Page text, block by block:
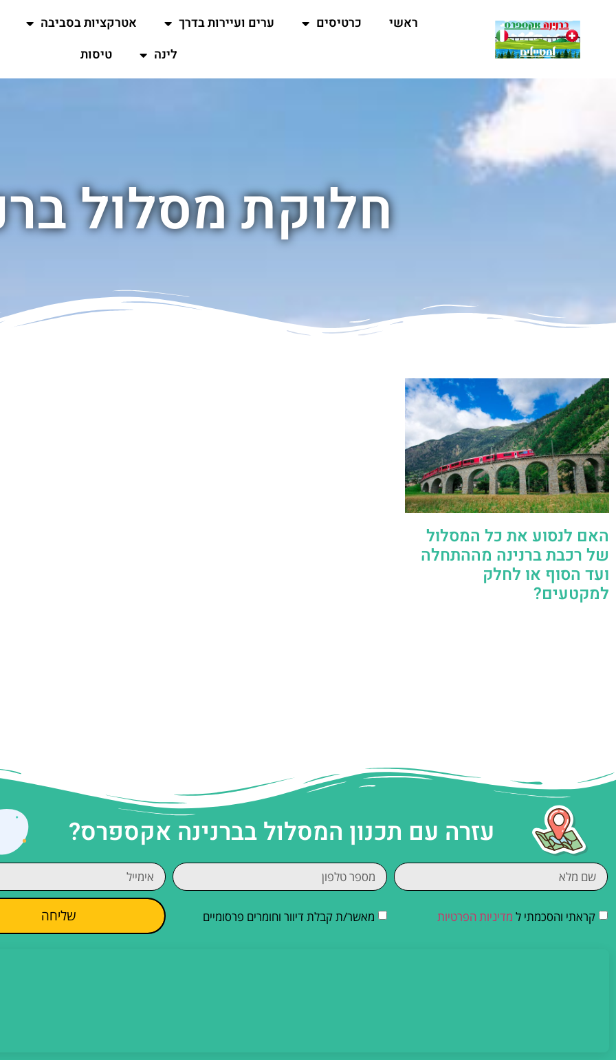
ראשי כרטיסים ערים ועיירות בדרך אטרקציות בסביבה
לינה
טיסות
חלוקת מסלול
האם לנסוע את כל המסלול
של רכבת ברנינה מההתחלה
ועד הסוף או לחלק
למקטעים?
עזרה עם תכנון המסלול בברנינה אקספרס?
קראתי והסכמתי ל מדיניות הפרטיות מאשר/ת קבלת דיוור וחומרים פרסומיים שליחה